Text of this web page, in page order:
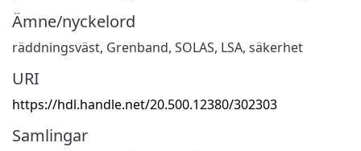
Ämne/nyckelord
räddningsväst, Grenband, SOLAS, LSA, säkerhet
URI
https://hdl.handle.net/20.500.12380/302303
Samlingar